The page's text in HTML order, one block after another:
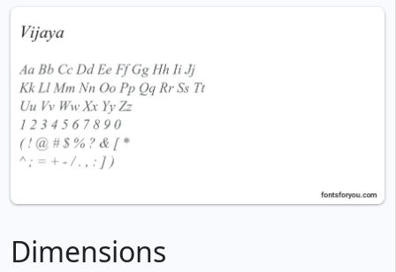
Dimensions